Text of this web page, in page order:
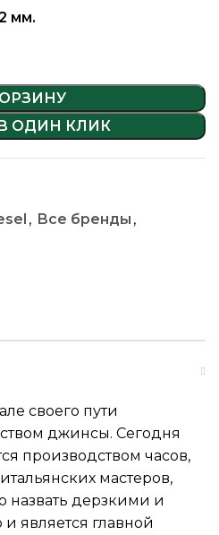
мм.
ОДИН КЛИК
, Все бренды ,
своего пути
джинсы. Сегодня
производством часов,
мастеров,
дерзкими и
является главной